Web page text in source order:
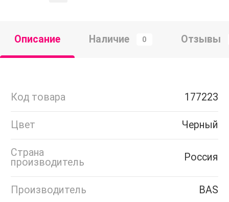
Описание Наличие 0 Отзывы
Код товара 177223
Цвет Черный
Страна
производитель
Россия
Производитель BAS